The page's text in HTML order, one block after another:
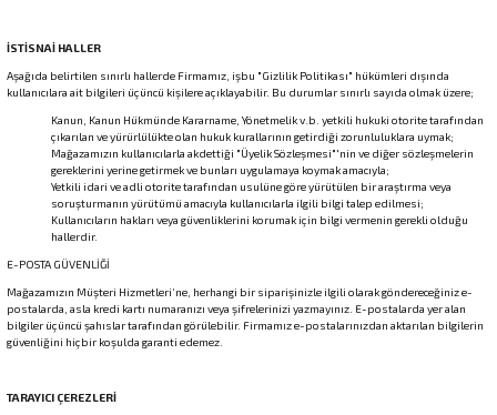
İSTİSNAİ HALLER
Aşağıda belirtilen sınırlı hallerde Firmamız, işbu "Gizlilik Politikası" hükümleri dışında
kullanıcılara ait bilgileri üçüncü kişilere açıklayabilir. Bu durumlar sınırlı sayıda olmak üzere;
Kanun, Kanun Hükmünde Kararname, Yönetmelik v.b. yetkili hukuki otorite tarafından
çıkarılan ve yürürlülükte olan hukuk kurallarının getirdiği zorunluluklara uymak;
Mağazamızın kullanıcılarla akdettiği "Üyelik Sözleşmesi"'nin ve diğer sözleşmelerin
gereklerini yerine getirmek ve bunları uygulamaya koymak amacıyla;
Yetkili idari ve adli otorite tarafından usulüne göre yürütülen bir araştırma veya
soruşturmanın yürütümü amacıyla kullanıcılarla ilgili bilgi talep edilmesi;
Kullanıcıların hakları veya güvenliklerini korumak için bilgi vermenin gerekli olduğu
hallerdir.
E-POSTA GÜVENLİĞİ
Mağazamızın Müşteri Hizmetleri’ne, herhangi bir siparişinizle ilgili olarak göndereceğiniz e-
postalarda, asla kredi kartı numaranızı veya şifrelerinizi yazmayınız. E-postalarda yer alan
bilgiler üçüncü şahıslar tarafından görülebilir. Firmamız e-postalarınızdan aktarılan bilgilerin
güvenliğini hiçbir koşulda garanti edemez.
TARAYICI ÇEREZLERİ